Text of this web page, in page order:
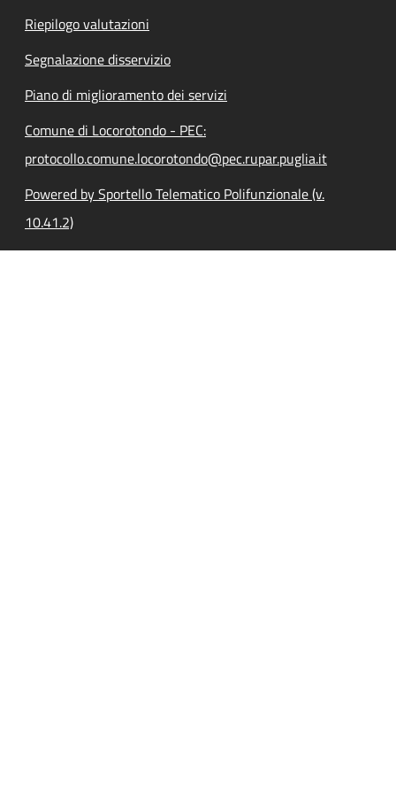
Riepilogo valutazioni
Segnalazione disservizio
Piano di miglioramento dei servizi
Comune di Locorotondo - PEC:
protocollo.comune.locorotondo@pec.rupar.puglia.it
Powered by Sportello Telematico Polifunzionale (v.
10.41.2)